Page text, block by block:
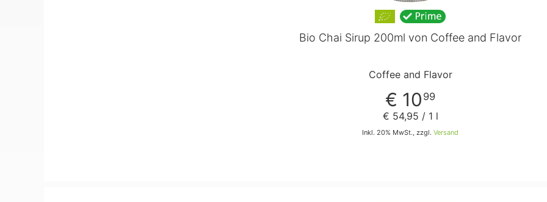
Bio Chai Sirup 200ml von Coffee and Flavor
Coffee and Flavor
€ 10 99
Inkl. 20% MwSt., zzgl. Versand
€ 54,95 / 1 l